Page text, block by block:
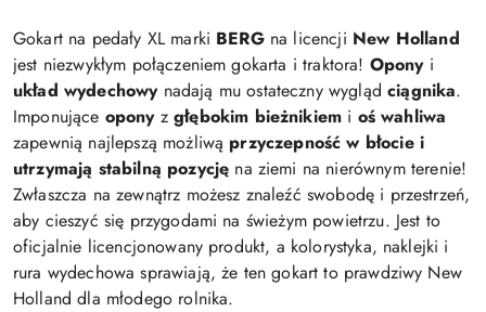
Gokart na pedały XL marki BERG na licencji New Holland
jest niezwykłym połączeniem gokarta i traktora! Oponyi
układ wydechowynadają mu ostateczny wyglądciągnika.
Imponujące oponyzgłębokim bieżnikiem i oś wahliwa
zapewnią najlepszą możliwą przyczepność w błocie i
utrzymają stabilną pozycję na ziemi na nierównym terenie!
Zwłaszcza na zewnątrz możesz znaleźć swobodę i przestrzeń,
aby cieszyć się przygodami na świeżym powietrzu. Jest to
oficjalnie licencjonowany produkt, a kolorystyka, naklejki i
rura wydechowa sprawiają, że ten gokart to prawdziwy New
Holland dla młodego rolnika.